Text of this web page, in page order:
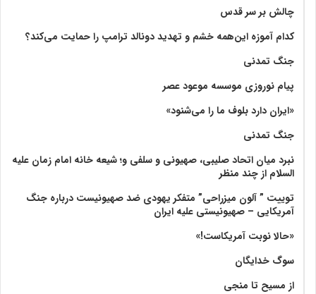
چالش بر سر قدس
کدام آموزه این‌همه خشم و تهدید دونالد ترامپ را حمایت می‌کند؟
جنگ تمدنی
پیام نوروزی موسسه موعود عصر
«ایران دارد بلوف ما را می‌شنود»
جنگ تمدنی
نبرد میان اتحاد صلیبی، صهیونی و سلفی و؛ شیعه خانه امام زمان علیه
السلام از چند منظر
توییت ” آلون میزراحی” متفکر یهودی ضد صهیونیست درباره جنگ
آمریکایی – صهیونیستی علیه ایران
«حالا نوبت آمریکاست!»
سوگ خدایگان
از مسیح تا منجی